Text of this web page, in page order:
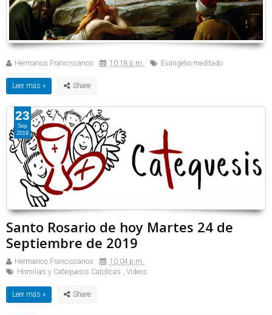
Hermanos Franciscanos 10:18 p.m. Evangelio meditado
Leer más »
Santo Rosario de hoy Martes 24 de
Septiembre de 2019
Hermanos Franciscanos
10:04 p.m.
Homilias y Catequesis Catolicas , Videos
Leer más »
23
Sep
2019